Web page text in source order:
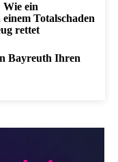
ein
Totalschaden
rettet
Bayreuth Ihren